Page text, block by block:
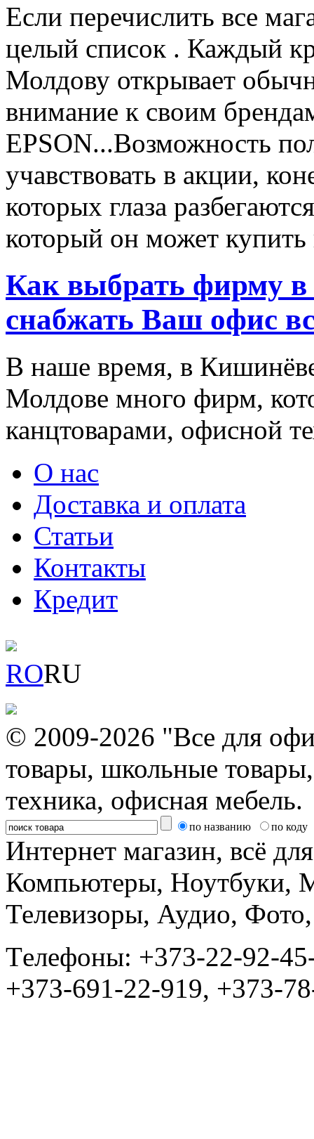
Если перечислить все
целый список . Каждый
Молдову открывает
внимание к своим
EPSON...Возможность
учавствовать в акции,
которых глаза
который он может купить
Как выбрать фирму в
снабжать Ваш офис
В наше время, в
Молдове много фирм,
канцтоварами, офисной
О нас
Доставка и оплата
Статьи
Контакты
Кредит
RORU
© 2009-2026 "Все для
товары, школьные
техника, офисная мебель.
по названию по коду
Интернет магазин, всё
Компьютеры, Ноутбуки,
Телевизоры, Аудио,
Tелефоны: +373-22-92-
+373-691-22-919, +373-